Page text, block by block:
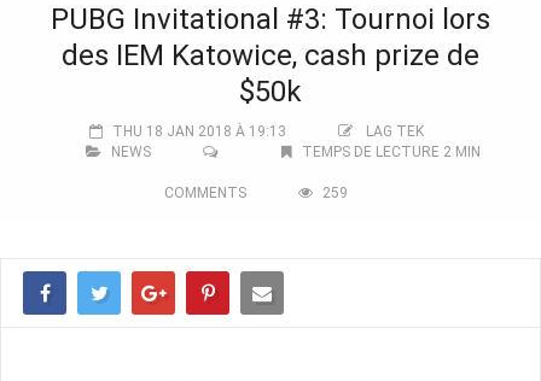
PUBG Invitational #3: Tournoi lors
des IEM Katowice, cash prize de
$50k
THU 18 JAN 2018 À 19:13
LAG TEK
NEWS
TEMPS DE LECTURE 2 MIN
COMMENTS 259